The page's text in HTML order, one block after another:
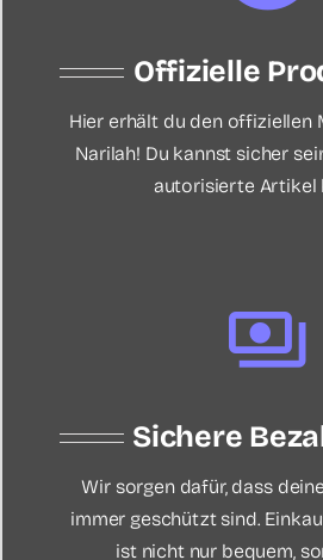
Offizielle
Hier erhält du den offiziellen
Narilah! Du kannst sicher
autorisierte Artikel
Sichere
Wir sorgen dafür, dass
immer geschützt sind.
ist nicht nur bequem,